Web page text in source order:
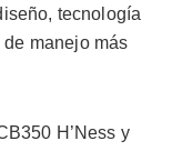
tecnología
manejo más
H’Ness y